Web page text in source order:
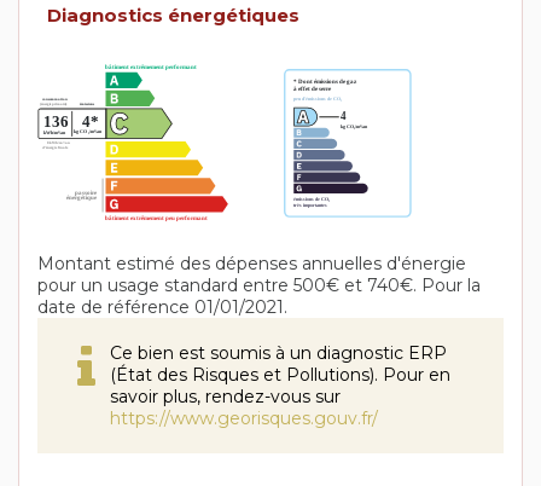
Diagnostics énergétiques
Montant estimé des dépenses annuelles d'énergie
pour un usage standard entre 500€ et 740€. Pour la
date de référence 01/01/2021.
Ce bien est soumis à un diagnostic ERP
(État des Risques et Pollutions). Pour en
savoir plus, rendez-vous sur
https://www.georisques.gouv.fr/